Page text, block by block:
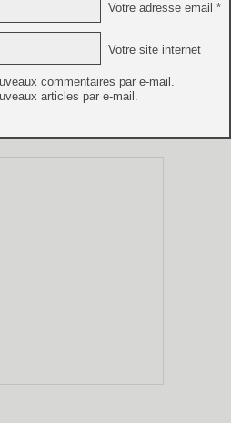
Votre adresse email *
Votre site internet
commentaires par e-mail.
articles par e-mail.